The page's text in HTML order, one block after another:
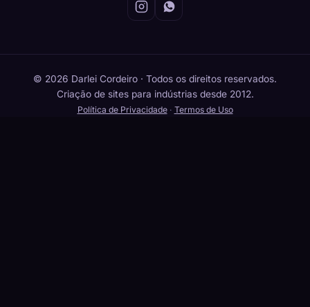
© 2026 Darlei Cordeiro · Todos os direitos reservados.
Criação de sites para indústrias desde 2012.
Política de Privacidade· Termos de Uso